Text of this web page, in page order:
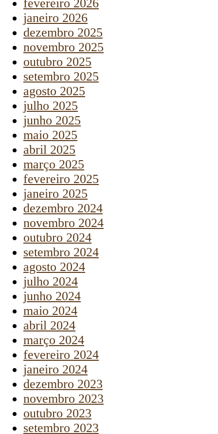
fevereiro 2026
janeiro 2026
dezembro 2025
novembro 2025
outubro 2025
setembro 2025
agosto 2025
julho 2025
junho 2025
maio 2025
abril 2025
março 2025
fevereiro 2025
janeiro 2025
dezembro 2024
novembro 2024
outubro 2024
setembro 2024
agosto 2024
julho 2024
junho 2024
maio 2024
abril 2024
março 2024
fevereiro 2024
janeiro 2024
dezembro 2023
novembro 2023
outubro 2023
setembro 2023